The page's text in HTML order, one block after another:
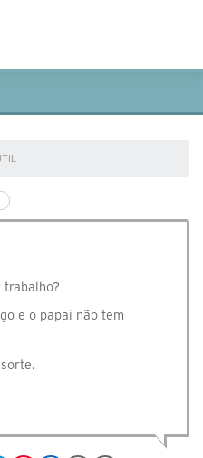
trabalho?
e o papai não tem